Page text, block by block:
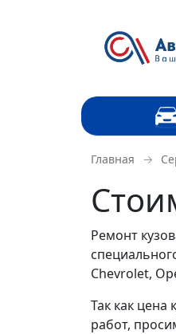
Главная →
Ремонт
Chevrolet,
Так как
работ,